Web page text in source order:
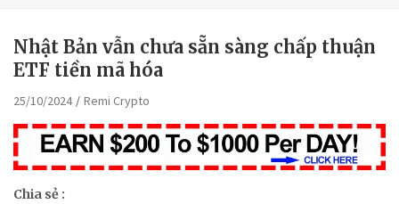
Nhật Bản vẫn chưa sẵn sàng chấp thuận
ETF tiền mã hóa
25/10/2024 Remi Crypto
Chia sẻ :